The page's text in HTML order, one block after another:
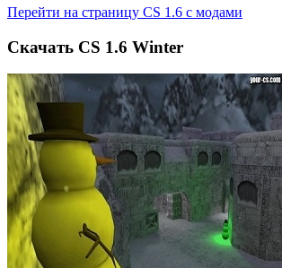
Перейти на страницу CS 1.6 с модами
Cкачать CS 1.6 Winter